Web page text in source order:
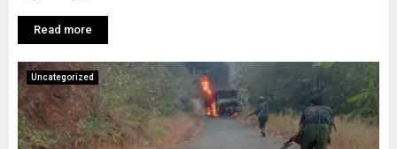
Read more
Uncategorized